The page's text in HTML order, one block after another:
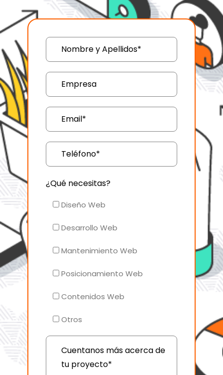
¿Qué necesitas?
Diseño Web
Desarrollo Web
Mantenimiento Web
Posicionamiento Web
Contenidos Web
Otros